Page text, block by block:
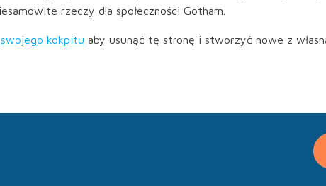
rzeczy dla społeczności Gotham.
swojego kokpitu aby usunąć tę stronę i stworzyć nowe z